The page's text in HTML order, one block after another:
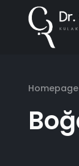
Homepage